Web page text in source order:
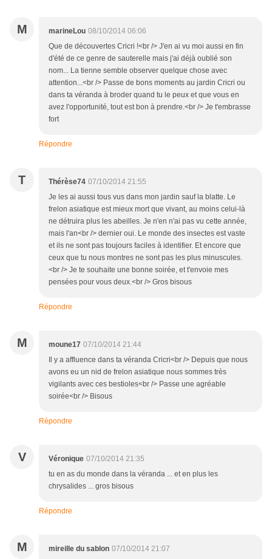
M marineLou 08/10/2014 06:06
Que de découvertes Cricri !<br /> J'en ai vu moi aussi en fin
d'été de ce genre de sauterelle mais j'ai déjà oublié son
nom... La tienne semble observer quelque chose avec
attention...<br /> Passe de bons moments au jardin Cricri ou
dans ta véranda à broder quand tu le peux et que vous en
avez l'opportunité, tout est bon à prendre.<br /> Je t'embrasse
fort
Répondre
T Thérèse74 07/10/2014 21:55
Je les ai aussi tous vus dans mon jardin sauf la blatte. Le
frelon asiatique est mieux mort que vivant, au moins celui-là
ne détruira plus les abeilles. Je n'en n'ai pas vu cette année,
mais l'an<br /> dernier oui. Le monde des insectes est vaste
et ils ne sont pas toujours faciles à identifier. Et encore que
ceux que tu nous montres ne sont pas les plus minuscules.
<br /> Je te souhaite une bonne soirée, et t'envoie mes
pensées pour vous deux.<br /> Gros bisous
Répondre
M moune17 07/10/2014 21:44
Il y a affluence dans ta véranda Cricri<br /> Depuis que nous
avons eu un nid de frelon asiatique nous sommes très
vigilants avec ces bestioles<br /> Passe une agréable
soirée<br /> Bisous
Répondre
V Véronique 07/10/2014 21:35
tu en as du monde dans la véranda ... et en plus les
chrysalides ... gros bisous
Répondre
M mireille du sablon 07/10/2014 21:07